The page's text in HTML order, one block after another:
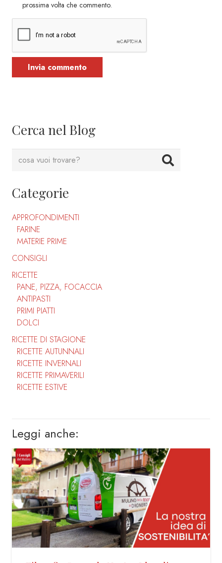
Cerca nel Blog
Categorie
APPROFONDIMENTI
FARINE
MATERIE PRIME
CONSIGLI
RICETTE
PANE, PIZZA, FOCACCIA
ANTIPASTI
PRIMI PIATTI
DOLCI
RICETTE DI STAGIONE
RICETTE AUTUNNALI
RICETTE INVERNALI
RICETTE PRIMAVERILI
RICETTE ESTIVE
prossima volta che commento.
Invia commento
Leggi anche: